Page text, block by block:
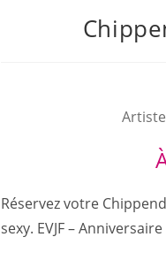
Réservez votre
sexy. EVJF –